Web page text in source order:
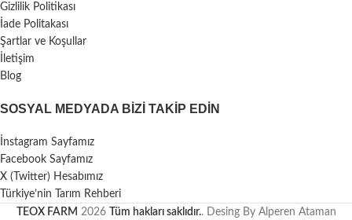
Gizlilik Politikası
İade Politakası
Şartlar ve Koşullar
İletişim
Blog
SOSYAL MEDYADA BIZI TAKIP EDIN
İnstagram Sayfamız
Facebook Sayfamız
X (Twitter) Hesabımız
Türkiye’nin Tarım Rehberi
TEOX FARM 2026 Tüm hakları saklıdır.. Desing By Alperen Ataman